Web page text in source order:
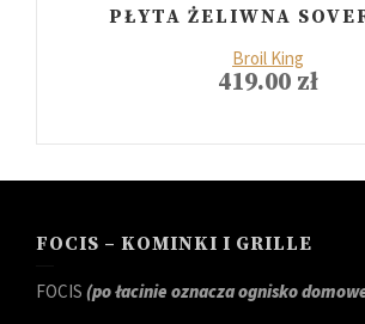
PŁYTA ŻELIWNA
Broil King
419.00 zł
FOCIS – KOMINKI I GRILLE
FOCIS (po łacinie oznacza ognisko